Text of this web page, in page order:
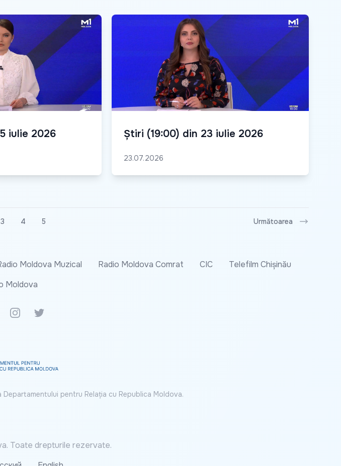
iulie 2026 Știri (19:00) din 23 iulie 2026
23.07.2026
3 4 5 Următoarea
Moldova Muzical Radio Moldova Comrat CIC
Telefilm Chișinău
Moldova
InstagramTwitter
pentru Relația cu Republica Moldova.
Toate drepturile rezervate.